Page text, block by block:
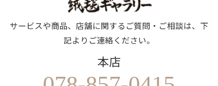
サービスや商品、店舗に関するご質問・ご相談は、下
記よりご連絡ください。
本店